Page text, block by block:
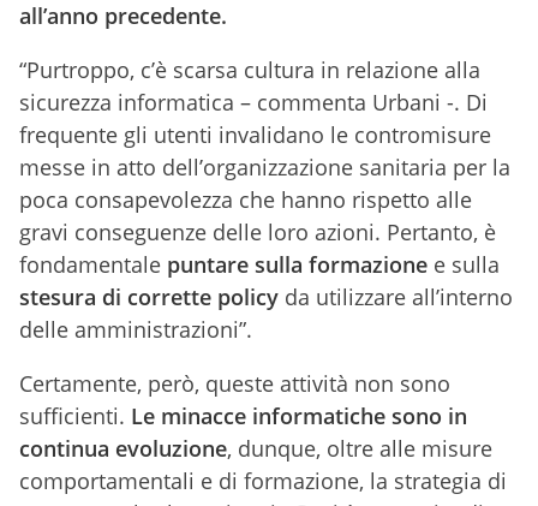
all’anno precedente.
“Purtroppo, c’è scarsa cultura in relazione alla
sicurezza informatica – commenta Urbani -. Di
frequente gli utenti invalidano le contromisure
messe in atto dell’organizzazione sanitaria per la
poca consapevolezza che hanno rispetto alle
gravi conseguenze delle loro azioni. Pertanto, è
fondamentale puntare sulla formazione e sulla
stesura di corrette policy da utilizzare all’interno
delle amministrazioni”.
Certamente, però, queste attività non sono
sufficienti. Le minacce informatiche sono in
continua evoluzione, dunque, oltre alle misure
comportamentali e di formazione, la strategia di